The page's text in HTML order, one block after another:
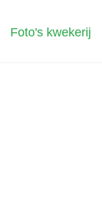
Foto's kwekerij